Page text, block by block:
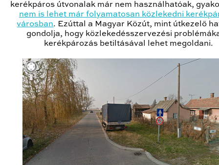
kerékpáros útvonalak már nem használhatóak,
nem is lehet már folyamatosan közlekedni
városban. Ezúttal a Magyar Közút, mint útkezelő
gondolja, hogy közlekedésszervezési
kerékpározás betiltásával lehet megoldani.